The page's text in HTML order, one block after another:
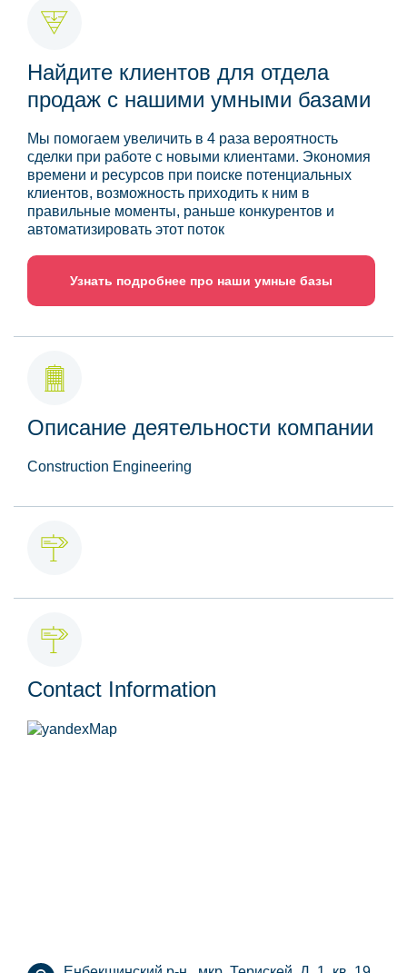
Найдите клиентов для отдела
продаж с нашими умными базами
Мы помогаем увеличить в 4 раза вероятность
сделки при работе с новыми клиентами. Экономия
времени и ресурсов при поиске потенциальных
клиентов, возможность приходить к ним в
правильные моменты, раньше конкурентов и
автоматизировать этот поток
Узнать подробнее про наши умные базы
Описание деятельности компании
Construction Engineering
Contact Information